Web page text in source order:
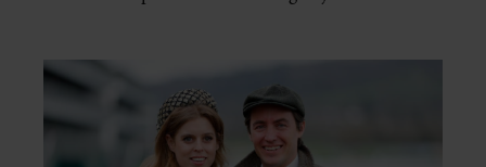
al in handen.